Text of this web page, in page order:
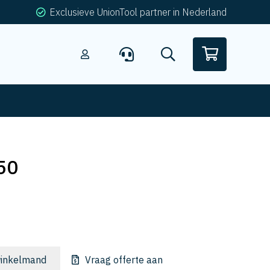
Exclusieve UnionTool partner in Nederland
Vraag offerte aan